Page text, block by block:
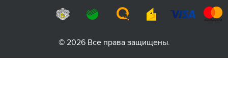
© 2026 Все права защищены.